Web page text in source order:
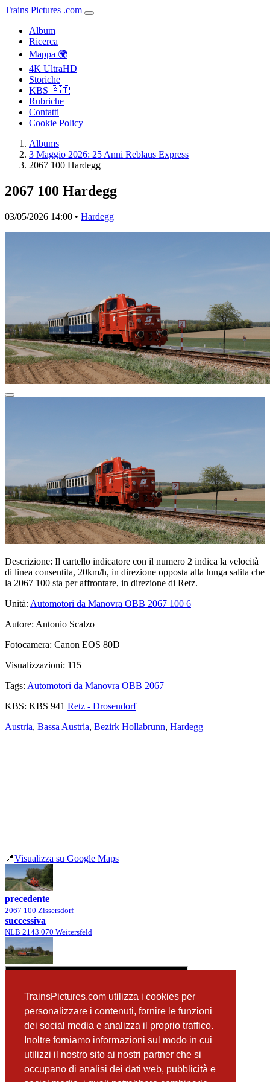
TrainsPictures.com utilizza i cookies per
personalizzare i contenuti, fornire le funzioni
dei social media e analizza il proprio traffico.
Inoltre forniamo informazioni sul modo in cui
utilizzi il nostro sito ai nostri partner che si
occupano di analisi dei dati web, pubblicità e
Trains Pictures .com
Album
Ricerca
Mappa 🌍
4K UltraHD
Storiche
KBS 🇦🇹
Rubriche
Contatti
Cookie Policy
Albums
3 Maggio 2026: 25 Anni Reblaus Express
2067 100 Hardegg
2067 100 Hardegg
03/05/2026 14:00 • Hardegg
Descrizione: Il cartello indicatore con il numero 2 indica la velocità
di linea consentita, 20km/h, in direzione opposta alla lunga salita che
la 2067 100 sta per affrontare, in direzione di Retz.
Unità: Automotori da Manovra OBB 2067 100 6
Autore: Antonio Scalzo
Fotocamera: Canon EOS 80D
Visualizzazioni: 115
Tags: Automotori da Manovra OBB 2067
KBS: KBS 941 Retz - Drosendorf
Austria, Bassa Austria, Bezirk Hollabrunn, Hardegg
📍Visualizza su Google Maps
precedente
2067 100 Zissersdorf
successiva
NLB 2143 070 Weitersfeld
📸 Fotografie scattate nei dintorniVedi tutte ➔